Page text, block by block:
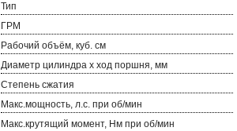
Тип
ГРМ
Рабочий объём, куб. см
Диаметр цилиндра х ход поршня, мм
Степень сжатия
Макс.мощность, л.с. при об/мин
Макс.крутящий момент, Нм при об/мин